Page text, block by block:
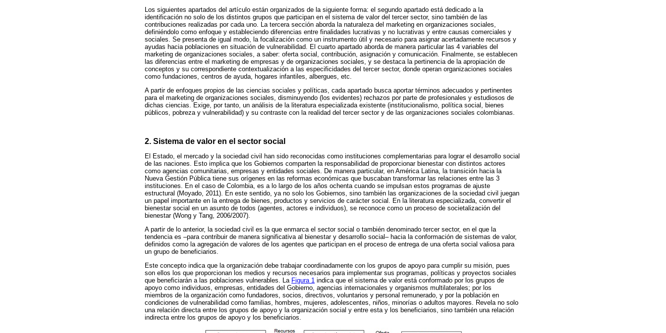
Los siguientes apartados del artículo están organizados de la siguiente forma: el segundo apartado está dedicado a la
identificación no solo de los distintos grupos que participan en el sistema de valor del tercer sector, sino también de las
contribuciones realizadas por cada uno. La tercera sección aborda la naturaleza del marketing en organizaciones sociales,
definiéndolo como enfoque y estableciendo diferencias entre finalidades lucrativas y no lucrativas y entre causas comerciales y
sociales. Se presenta de igual modo, la focalización como un instrumento útil y necesario para asignar acertadamente recursos y
ayudas hacia poblaciones en situación de vulnerabilidad. El cuarto apartado aborda de manera particular las 4 variables del
marketing de organizaciones sociales, a saber: oferta social, contribución, asignación y comunicación. Finalmente, se establecen
las diferencias entre el marketing de empresas y de organizaciones sociales, y se destaca la pertinencia de la apropiación de
conceptos y su correspondiente contextualización a las especificidades del tercer sector, donde operan organizaciones sociales
como fundaciones, centros de ayuda, hogares infantiles, albergues, etc.
A partir de enfoques propios de las ciencias sociales y políticas, cada apartado busca aportar términos adecuados y pertinentes
para el marketing de organizaciones sociales, disminuyendo (los evidentes) rechazos por parte de profesionales y estudiosos de
dichas ciencias. Exige, por tanto, un análisis de la literatura especializada existente (institucionalismo, política social, bienes
públicos, pobreza y vulnerabilidad) y su contraste con la realidad del tercer sector y de las organizaciones sociales colombianas.
2. Sistema de valor en el sector social
El Estado, el mercado y la sociedad civil han sido reconocidas como instituciones complementarias para lograr el desarrollo social
de las naciones. Esto implica que los Gobiernos comparten la responsabilidad de proporcionar bienestar con distintos actores
como agencias comunitarias, empresas y entidades sociales. De manera particular, en América Latina, la transición hacia la
Nueva Gestión Pública tiene sus orígenes en las reformas económicas que buscaban transformar las relaciones entre las 3
instituciones. En el caso de Colombia, es a lo largo de los años ochenta cuando se impulsan estos programas de ajuste
estructural (Moyado, 2011). En este sentido, ya no solo los Gobiernos, sino también las organizaciones de la sociedad civil juegan
un papel importante en la entrega de bienes, productos y servicios de carácter social. En la literatura especializada, convertir el
bienestar social en un asunto de todos (agentes, actores e individuos), se reconoce como un proceso de societalización del
bienestar (Wong y Tang, 2006/2007).
A partir de lo anterior, la sociedad civil es la que enmarca el sector social o también denominado tercer sector, en el que la
tendencia es –para contribuir de manera significativa al bienestar y desarrollo social– hacia la conformación de sistemas de valor,
definidos como la agregación de valores de los agentes que participan en el proceso de entrega de una oferta social valiosa para
un grupo de beneficiarios.
Este concepto indica que la organización debe trabajar coordinadamente con los grupos de apoyo para cumplir su misión, pues
son ellos los que proporcionan los medios y recursos necesarios para implementar sus programas, políticas y proyectos sociales
que beneficiarán a las poblaciones vulnerables. La Figura 1 indica que el sistema de valor está conformado por los grupos de
apoyo como individuos, empresas, entidades del Gobierno, agencias internacionales y organismos multilaterales; por los
miembros de la organización como fundadores, socios, directivos, voluntarios y personal remunerado, y por la población en
condiciones de vulnerabilidad como familias, hombres, mujeres, adolescentes, niños, minorías o adultos mayores. Revela no solo
una relación directa entre los grupos de apoyo y la organización social y entre esta y los beneficiarios, sino también una relación
indirecta entre los grupos de apoyo y los beneficiarios.